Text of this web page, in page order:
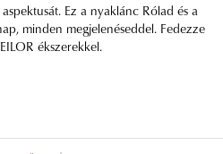
Ez a nyaklánc Rólad és a
minden megjelenéseddel. Fedezze
ékszerekkel.